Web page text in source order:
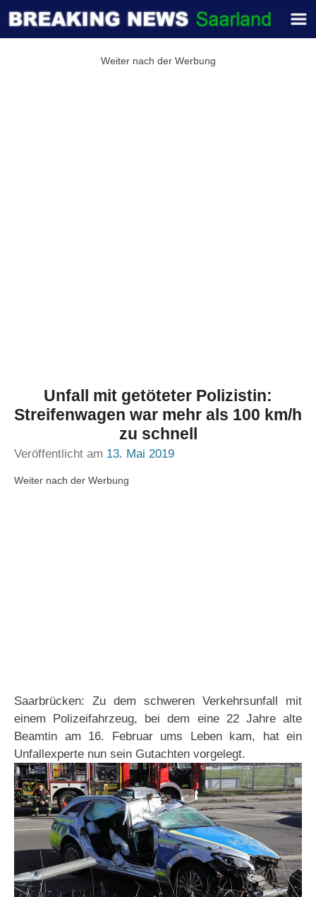
Weiter nach der Werbung
Unfall mit getöteter Polizistin:
Streifenwagen war mehr als 100 km/h
zu schnell
Veröffentlicht am 13. Mai 2019
Weiter nach der Werbung
Saarbrücken: Zu dem schweren Verkehrsunfall mit
einem Polizeifahrzeug, bei dem eine 22 Jahre alte
Beamtin am 16. Februar ums Leben kam, hat ein
Unfallexperte nun sein Gutachten vorgelegt.